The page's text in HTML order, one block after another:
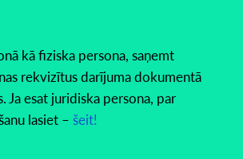
kā fiziska persona, saņemt
rekvizītus darījuma dokumentā
Ja esat juridiska persona, par
lasiet – šeit!